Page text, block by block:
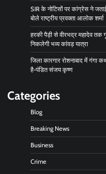
SIR के नोटिसों पर कांग्रेस ने
बोले राष्ट्रीय प्रवक्ता आलोक शर्मा
हरकी पैड़ी से वीरभद्र महादेव
निकलेगी भव्य कांवड़ यात्रा
जिला कारगार रोशनाबाद में गंगा
है-पंडित संजय कृष्ण
Categories
Blog
Breaking News
Business
Crime